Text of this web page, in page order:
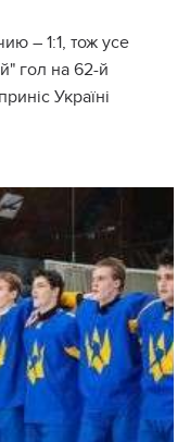
– 1:1, тож усе
гол на 62-й
Україні